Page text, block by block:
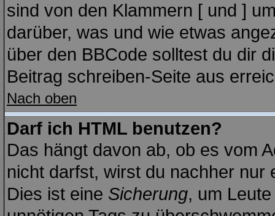
sind von den Klammern [ und ]
darüber, was und wie etwas
über den BBCode solltest du dir
Beitrag schreiben-Seite aus
Nach oben
Darf ich HTML benutzen?
Das hängt davon ab, ob es vom
nicht darfst, wirst du nachher nur
Dies ist eine Sicherung, um